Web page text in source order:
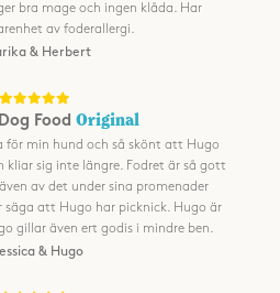
bra mage och ingen klåda. Har
av foderallergi.
& Herbert
Food Original
för min hund och så skönt att Hugo
kliar sig inte längre. Fodret är så gott
av det under sina promenader
säga att Hugo har picknick. Hugo är
gillar även ert godis i mindre ben.
& Hugo